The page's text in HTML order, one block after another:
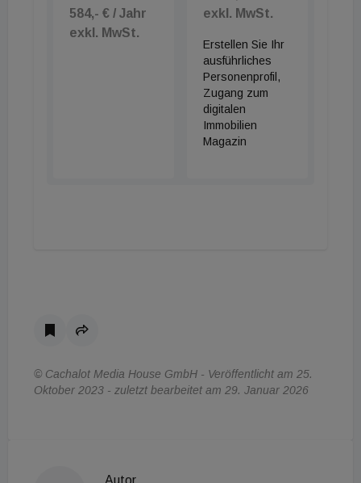
584,- € / Jahr
exkl. MwSt.
exkl. MwSt.
Erstellen Sie Ihr
ausführliches
Personenprofil,
Zugang zum
digitalen
Immobilien
Magazin
© Cachalot Media House GmbH - Veröffentlicht am 25.
Oktober 2023 - zuletzt bearbeitet am 29. Januar 2026